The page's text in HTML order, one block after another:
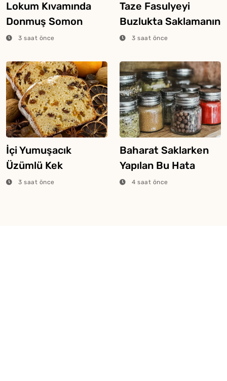
Lokum Kıvamında
Donmuş Somon
Pişirme Yöntemi
3 saat önce
Taze Fasulyeyi
Buzlukta Saklamanın
4 Farklı Yöntemi
3 saat önce
İçi Yumuşacık
Üzümlü Kek
Yapmanın Sırrı
3 saat önce
Baharat Saklarken
Yapılan Bu Hata
Aromasını Bitiriyor
4 saat önce